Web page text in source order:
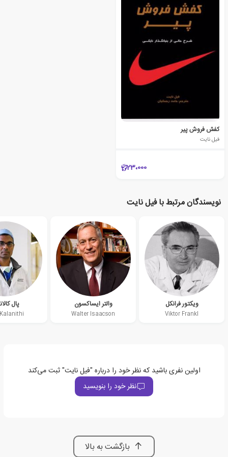
کفش فروش پیر
فیل نایت
23،000
نویسندگان مرتبط با فیل نایت
ویکتور فرانکل
Viktor Frankl
والتر ایساکسون
Walter Isaacson
پال
اولین نفری باشید که نظر خود را درباره "فیل نایت" ثبت می‌کند
نظر خود را بنویسید
بازگشت به بالا